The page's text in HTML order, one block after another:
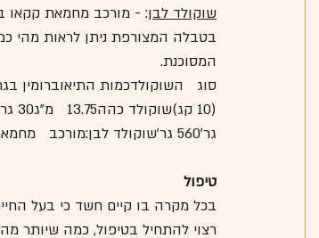
שוקולד לבן: - מורכב מחמאת קקאו
בטבלה המצורפת ניתן לראות מהי
המסוכנת.
גר'560 גר'שוקולד לבן:מורכב   מחמאת קקאו בלבד
טיפול
בכל מקרה בו קיים חשד כי בעל
רצוי להתחיל בטיפול, כמה שיותר